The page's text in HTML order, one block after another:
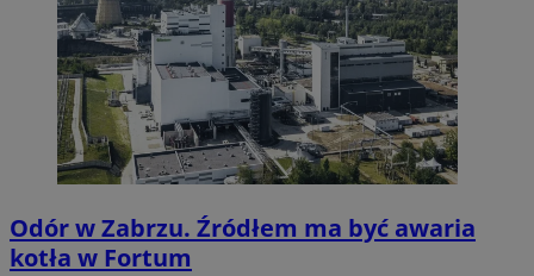
Odór w Zabrzu. Źródłem ma być awaria
kotła w Fortum